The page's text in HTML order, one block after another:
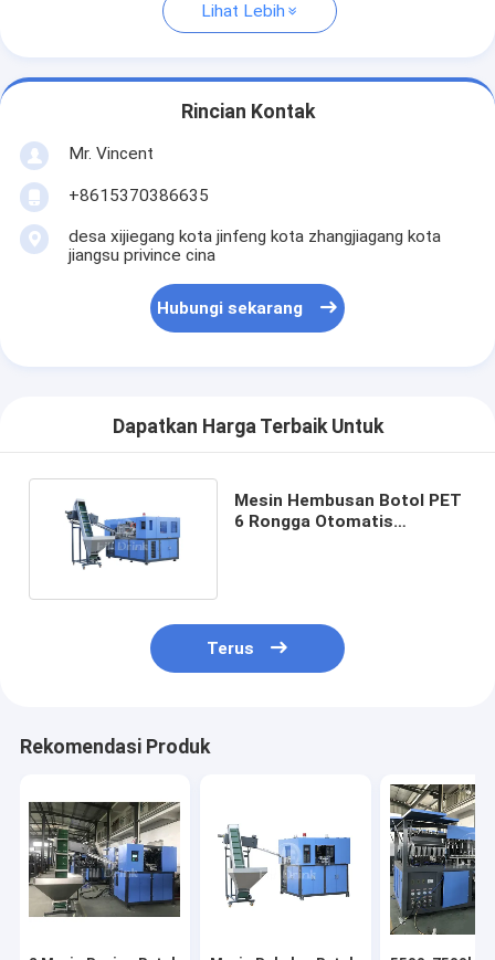
Lihat Lebih
Rincian Kontak
Mr. Vincent
+8615370386635
desa xijiegang kota jinfeng kota zhangjiagang kota
jiangsu privince cina
Hubungi sekarang
Dapatkan Harga Terbaik Untuk
Mesin Hembusan Botol PET
6 Rongga Otomatis
Terus
Rekomendasi Produk